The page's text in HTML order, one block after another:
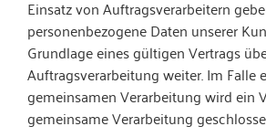
Einsatz von Auftragsverarbeitern
personenbezogene Daten unserer
Grundlage eines gültigen Vertrags
Auftragsverarbeitung weiter. Im Falle
gemeinsamen Verarbeitung wird ein
gemeinsame Verarbeitung